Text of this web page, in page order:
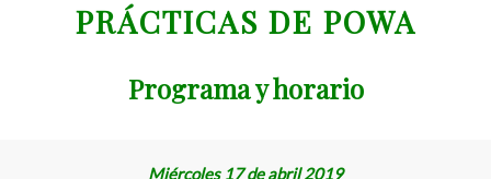
PRÁCTICAS DE POWA
Programa y horario
Miércoles 17 de abril 2019